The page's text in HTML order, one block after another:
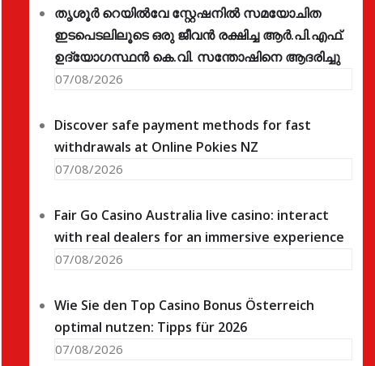
തൃശൂർ റെയിൽവേ സ്റ്റേഷനിൽ സമയോചിത
ഇടപെടലിലൂടെ ഒരു ജീവൻ രക്ഷിച്ച ആർ.പി.എഫ്.
ഉദ്യോഗസ്ഥൻ കെ.വി. സന്തോഷിനെ ആദരിച്ചു
07/08/2026
Discover safe payment methods for fast
withdrawals at Online Pokies NZ
07/08/2026
Fair Go Casino Australia live casino: interact
with real dealers for an immersive experience
07/08/2026
Wie Sie den Top Casino Bonus Österreich
optimal nutzen: Tipps für 2026
07/08/2026